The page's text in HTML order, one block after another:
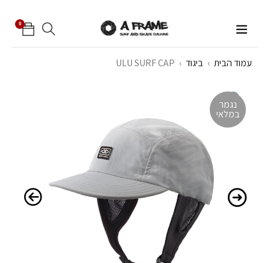
0
עמוד הבית › ביגוד ›
ULU SURF CAP
נגמר
במלאי